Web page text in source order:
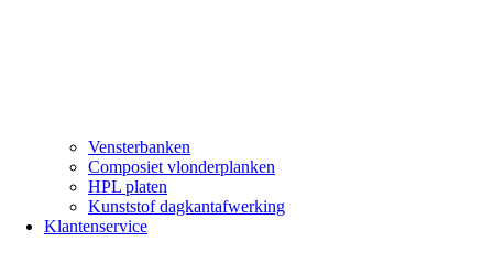
Vensterbanken
Composiet vlonderplanken
HPL platen
Kunststof dagkantafwerking
Klantenservice